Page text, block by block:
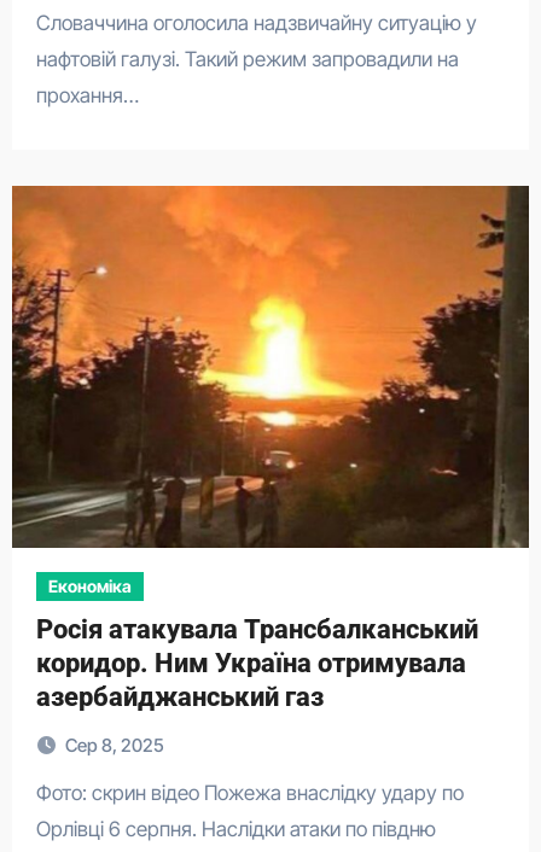
Словаччина оголосила надзвичайну ситуацію у
нафтовій галузі. Такий режим запровадили на
прохання…
Економіка
Росія атакувала Трансбалканський
коридор. Ним Україна отримувала
азербайджанський газ
Сер 8, 2025
Фото: скрин відео Пожежа внаслідку удару по
Орлівці 6 серпня. Наслідки атаки по півдню